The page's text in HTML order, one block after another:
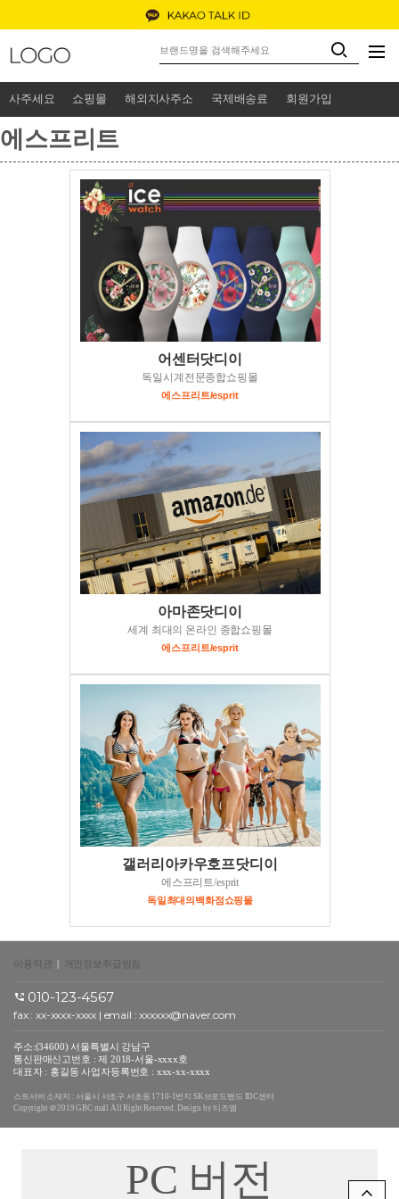
사주세요 쇼핑몰 해외지사주소 국제배송료 회원가입
에스프리트
어센터닷디이
독일시계전문종합쇼핑몰
에스프리트/esprit
아마존닷디이
세계 최대의 온라인 종합쇼핑몰
에스프리트/esprit
갤러리아카우호프닷디이
에스프리트/esprit
독일최대의백화점쇼핑몰
이용약관 | 개인정보취급방침
010-123-4567
fax : xx-xxxx-xxxx | email : xxxxxx@naver.com
주소:(34600) 서울특별시 강남구
통신판매신고번호 : 제 2018-서울-xxxx호
대표자 : 홍길동 사업자등록번호 : xxx-xx-xxxx
스트서버 소재지 : 서울시 서초구 서초동 1710-1번지 SK브로드밴드 IDC센터
Copyright ＠2019 GBC mall All Right Reserved. Design by 티즈엠
PC 버전